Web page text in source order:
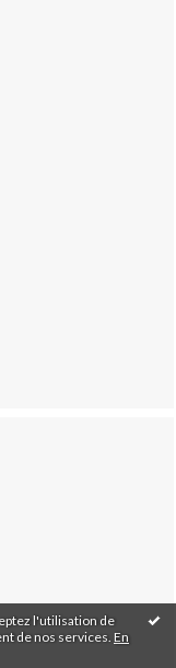
l'utilisation de
de nos services. En